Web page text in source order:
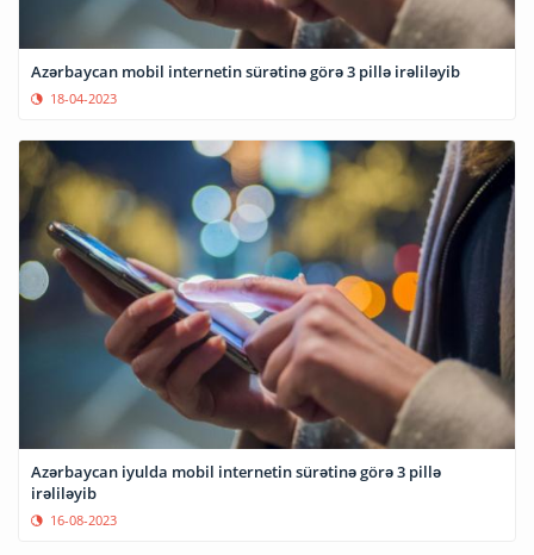
Azərbaycan mobil internetin sürətinə görə 3 pillə irəliləyib
18-04-2023
Azərbaycan iyulda mobil internetin sürətinə görə 3 pillə
irəliləyib
16-08-2023